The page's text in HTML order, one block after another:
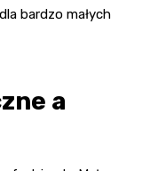
bardzo małych
a